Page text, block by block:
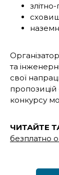
та
свої
конкурсу
ЧИТАЙТЕ
безплатно